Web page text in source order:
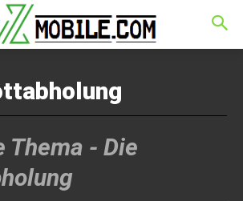
Thema - Die